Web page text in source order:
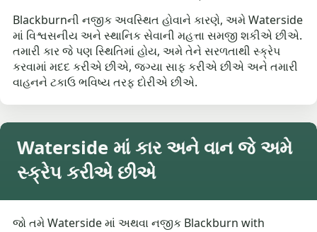
Blackburnની નજીક અવસ્થિત હોવાને કારણે, અમે Waterside
માં વિશ્વસનીય અને સ્થાનિક સેવાની મહત્તા સમજી શકીએ છીએ.
તમારી કાર જે પણ સ્થિતિમાં હોય, અમે તેને સરળતાથી સ્ક્રેપ
કરવામાં મદદ કરીએ છીએ, જગ્યા સાફ કરીએ છીએ અને તમારી
વાહનને ટકાઉ ભવિષ્ય તરફ દોરીએ છીએ.
Waterside માં કાર અને વાન જે અમે
સ્ક્રેપ કરીએ છીએ
જો તમે Waterside માં અથવા નજીક Blackburn with